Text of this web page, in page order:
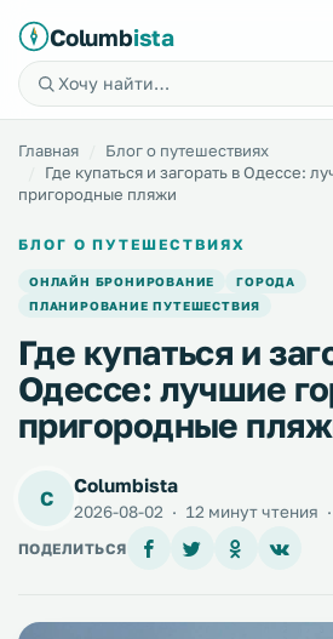
Columbista
Главная
Блог о путешествиях
Где купаться и загорать в Одессе:
пригородные пляжи
БЛОГ О ПУТЕШЕСТВИЯХ
ОНЛАЙН БРОНИРОВАНИЕ
ГОРОДА
ПЛАНИРОВАНИЕ ПУТЕШЕСТВИЯ
Где купаться и
Одессе: лучшие
пригородные
C
Columbista
2026-08-02 · 12 минут чтения ·
ПОДЕЛИТЬСЯ